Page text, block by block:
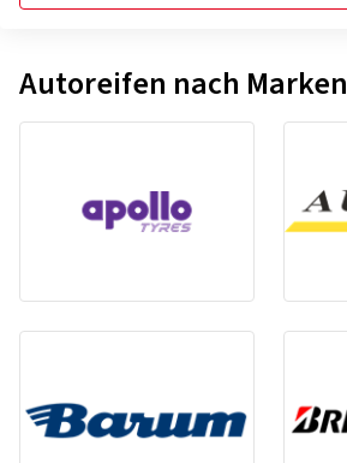
Autoreifen nach Marken